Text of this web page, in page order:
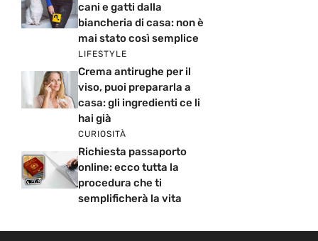
cani e gatti dalla
biancheria di casa: non è
mai stato così semplice
LIFESTYLE
Crema antirughe per il
viso, puoi prepararla a
casa: gli ingredienti ce li
hai già
CURIOSITÀ
Richiesta passaporto
online: ecco tutta la
procedura che ti
semplificherà la vita